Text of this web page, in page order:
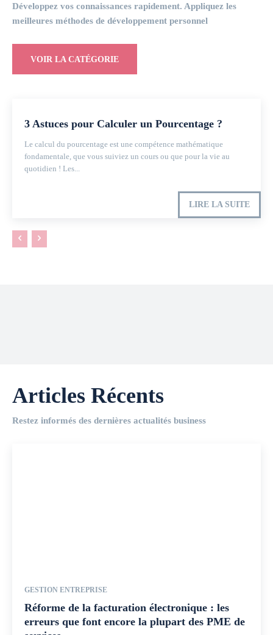
Développez vos connaissances rapidement. Appliquez les
meilleures méthodes de développement personnel
VOIR LA CATÉGORIE
3 Astuces pour Calculer un Pourcentage ?
Le calcul du pourcentage est une compétence mathématique
fondamentale, que vous suiviez un cours ou que pour la vie au
quotidien ! Les...
LIRE LA SUITE
Articles Récents
Restez informés des dernières actualités business
GESTION ENTREPRISE
Réforme de la facturation électronique : les
erreurs que font encore la plupart des PME de